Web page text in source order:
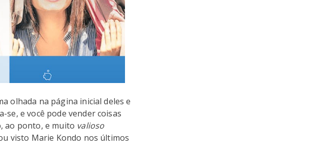
olhada na página inicial deles e
se, e você pode vender coisas
ao ponto, e muito valioso
visto Marie Kondo nos últimos